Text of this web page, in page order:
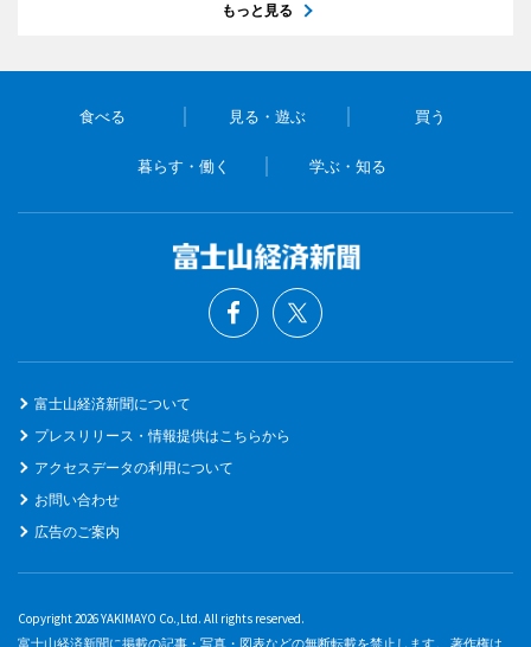
もっと見る
食べる 見る・遊ぶ 買う
暮らす・働く 学ぶ・知る
富士山経済新聞について
プレスリリース・情報提供はこちらから
アクセスデータの利用について
お問い合わせ
広告のご案内
Copyright 2026 YAKIMAYO Co.,Ltd. All rights reserved.